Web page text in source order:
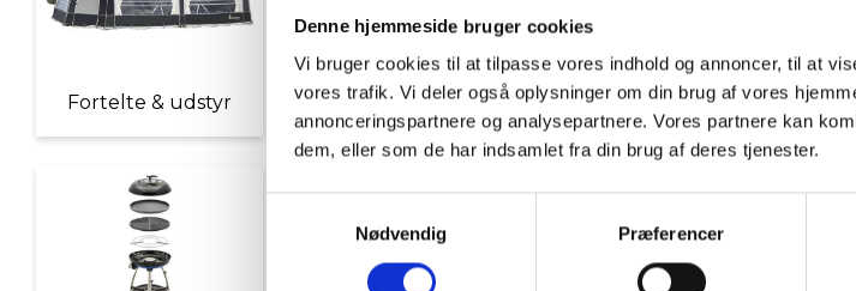
Denne hjemmeside bruger cookies
Vi bruger cookies til at tilpasse vores indhold og annoncer, til at
vores trafik. Vi deler også oplysninger om din brug af vores
annonceringspartnere og analysepartnere. Vores partnere kan
dem, eller som de har indsamlet fra din brug af deres tjenester.
Nødvendig
Præferencer
Fortelte & udstyr Nyheder Tilbud